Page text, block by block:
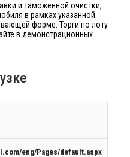
и таможенной очистки,
в рамках указанной
форме. Торги по лоту
в демонстрационных
eng/Pages/default.aspx